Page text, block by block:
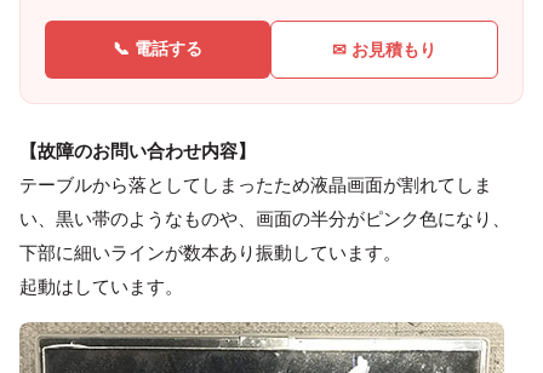
📞 電話する ✉ お見積もり
【故障のお問い合わせ内容】
テーブルから落としてしまったため液晶画面が割れてしま
い、黒い帯のようなものや、画面の半分がピンク色になり、
下部に細いラインが数本あり振動しています。
起動はしています。